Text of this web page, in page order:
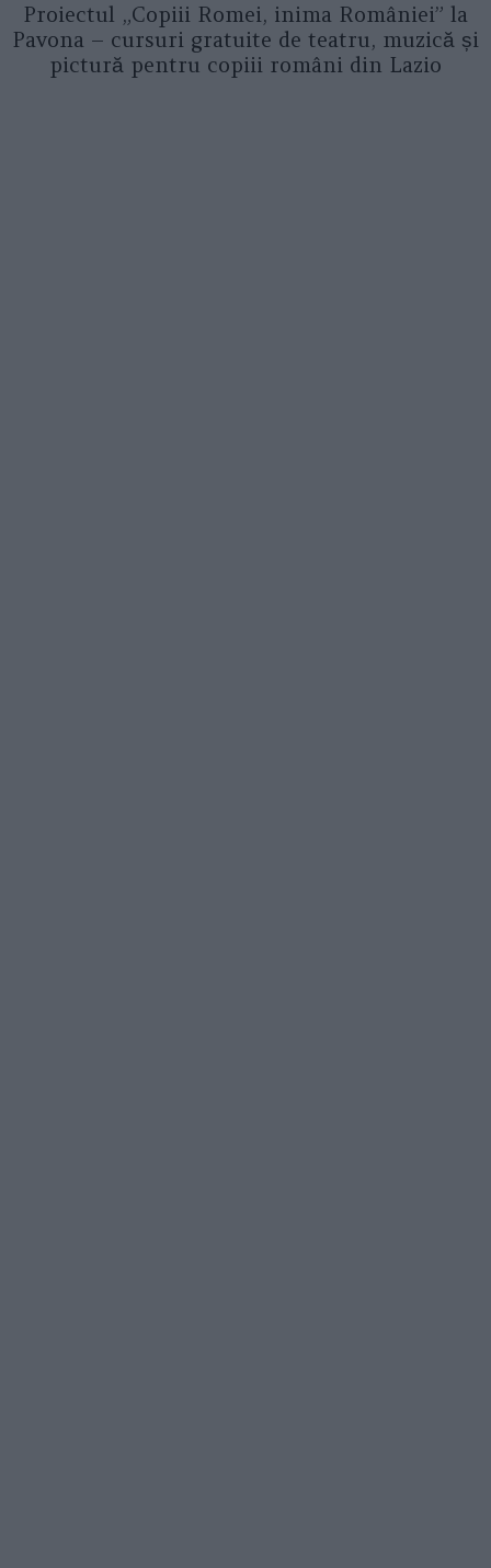
Proiectul „Copiii Romei, inima României” la
Pavona – cursuri gratuite de teatru, muzică și
pictură pentru copiii români din Lazio